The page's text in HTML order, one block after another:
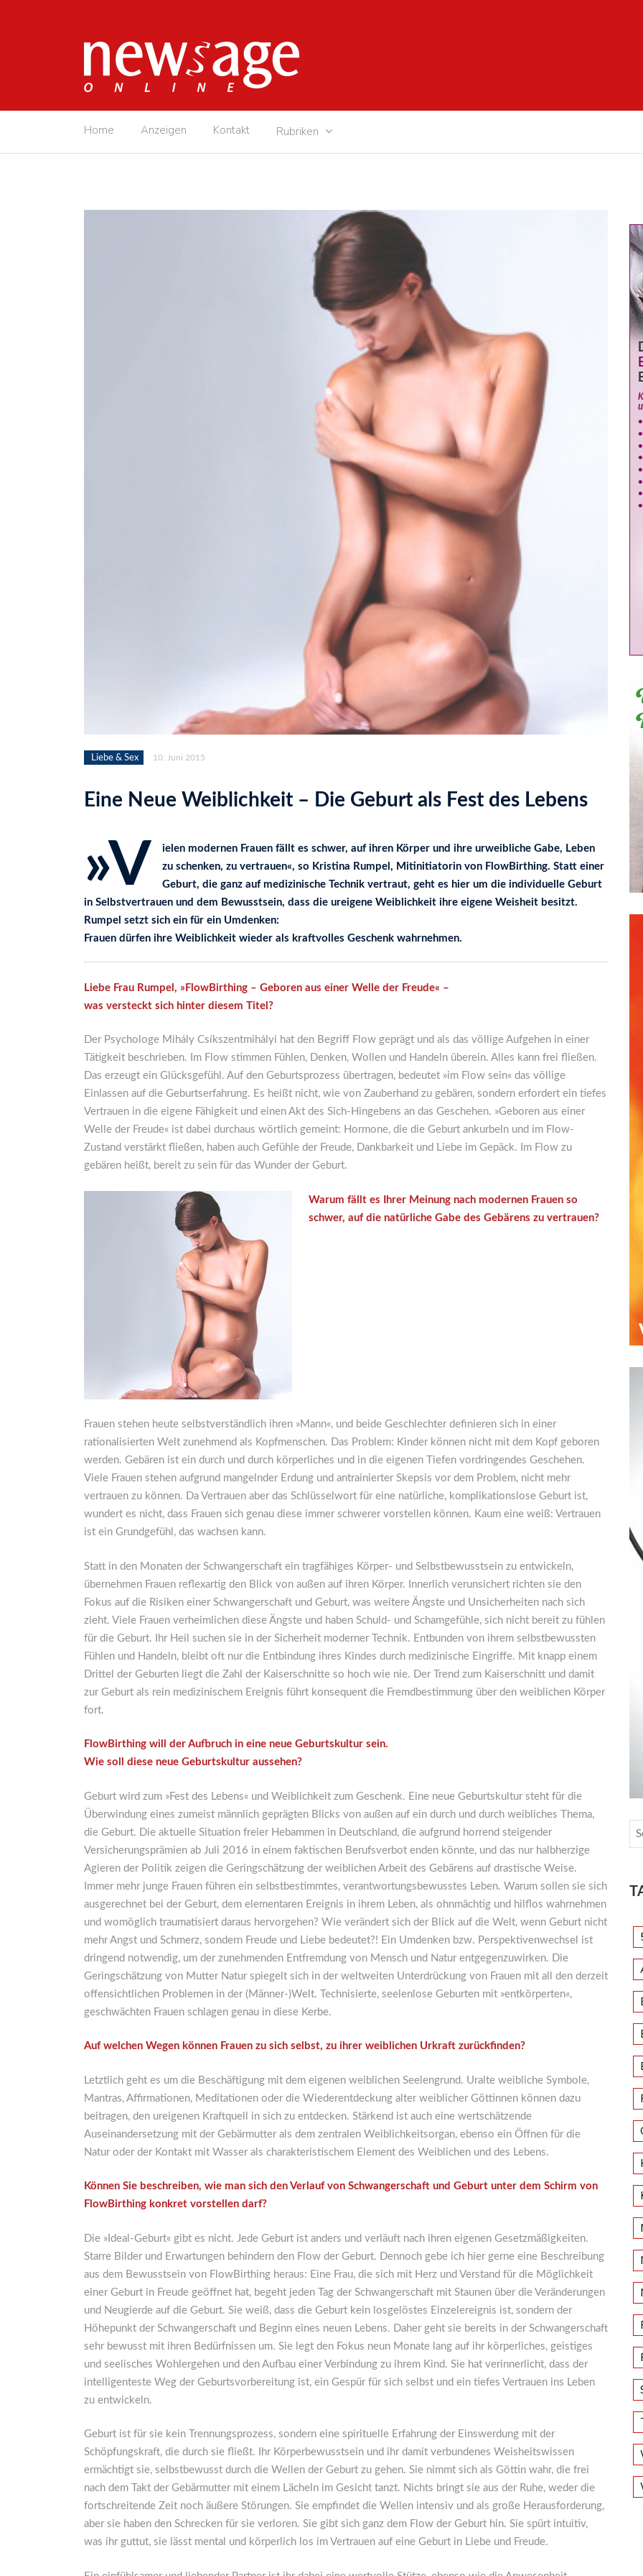
Home Anzeigen Kontakt Rubriken
Liebe & Sex 10. Juni 2015
Eine Neue Weiblichkeit – Die Geburt als Fest des Lebens
»V
ielen modernen Frauen fällt es schwer, auf ihren Körper und ihre urweibliche Gabe, Leben
zu schenken, zu vertrauen«, so Kristina Rumpel, Mitinitiatorin von FlowBirthing. Statt einer
Geburt, die ganz auf medizinische Technik vertraut, geht es hier um die individuelle Geburt
in Selbstvertrauen und dem Bewusstsein, dass die ureigene Weiblichkeit ihre eigene Weisheit besitzt.
Rumpel setzt sich ein für ein Umdenken:
Frauen dürfen ihre Weiblichkeit wieder als kraftvolles Geschenk wahrnehmen.
Liebe Frau Rumpel, »FlowBirthing – Geboren aus einer Welle der Freude« –
was versteckt sich hinter diesem Titel?
Der Psychologe Mihály Csíkszentmihályi hat den Begriff Flow geprägt und als das völlige Aufgehen in einer
Tätigkeit beschrieben. Im Flow stimmen Fühlen, Denken, Wollen und Handeln überein. Alles kann frei fließen.
Das erzeugt ein Glücksgefühl. Auf den Geburtsprozess übertragen, bedeutet »im Flow sein« das völlige
Einlassen auf die Geburtserfahrung. Es heißt nicht, wie von Zauberhand zu gebären, sondern erfordert ein tiefes
Vertrauen in die eigene Fähigkeit und einen Akt des Sich-Hingebens an das Geschehen. »Geboren aus einer
Welle der Freude« ist dabei durchaus wörtlich gemeint: Hormone, die die Geburt ankurbeln und im Flow-
Zustand verstärkt fließen, haben auch Gefühle der Freude, Dankbarkeit und Liebe im Gepäck. Im Flow zu
gebären heißt, bereit zu sein für das Wunder der Geburt.
Warum fällt es Ihrer Meinung nach modernen Frauen so
schwer, auf die natürliche Gabe des Gebärens zu vertrauen?
Frauen stehen heute selbstverständlich ihren »Mann«, und beide Geschlechter definieren sich in einer
rationalisierten Welt zunehmend als Kopfmenschen. Das Problem: Kinder können nicht mit dem Kopf geboren
werden. Gebären ist ein durch und durch körperliches und in die eigenen Tiefen vordringendes Geschehen.
Viele Frauen stehen aufgrund mangelnder Erdung und antrainierter Skepsis vor dem Problem, nicht mehr
vertrauen zu können. Da Vertrauen aber das Schlüsselwort für eine natürliche, komplikationslose Geburt ist,
wundert es nicht, dass Frauen sich genau diese immer schwerer vorstellen können. Kaum eine weiß: Vertrauen
ist ein Grundgefühl, das wachsen kann.
Statt in den Monaten der Schwangerschaft ein tragfähiges Körper- und Selbstbewusstsein zu entwickeln,
übernehmen Frauen reflexartig den Blick von außen auf ihren Körper. Innerlich verunsichert richten sie den
Fokus auf die Risiken einer Schwangerschaft und Geburt, was weitere Ängste und Unsicherheiten nach sich
zieht. Viele Frauen verheimlichen diese Ängste und haben Schuld- und Schamgefühle, sich nicht bereit zu fühlen
für die Geburt. Ihr Heil suchen sie in der Sicherheit moderner Technik. Entbunden von ihrem selbstbewussten
Fühlen und Handeln, bleibt oft nur die Entbindung ihres Kindes durch medizinische Eingriffe. Mit knapp einem
Drittel der Geburten liegt die Zahl der Kaiserschnitte so hoch wie nie. Der Trend zum Kaiserschnitt und damit
zur Geburt als rein medizinischem Ereignis führt konsequent die Fremdbestimmung über den weiblichen Körper
fort.
FlowBirthing will der Aufbruch in eine neue Geburtskultur sein.
Wie soll diese neue Geburtskultur aussehen?
Geburt wird zum »Fest des Lebens« und Weiblichkeit zum Geschenk. Eine neue Geburtskultur steht für die
Überwindung eines zumeist männlich geprägten Blicks von außen auf ein durch und durch weibliches Thema,
die Geburt. Die aktuelle Situation freier Hebammen in Deutschland, die aufgrund horrend steigender
Versicherungsprämien ab Juli 2016 in einem faktischen Berufsverbot enden könnte, und das nur halbherzige
Agieren der Politik zeigen die Geringschätzung der weiblichen Arbeit des Gebärens auf drastische Weise.
Immer mehr junge Frauen führen ein selbstbestimmtes, verantwortungsbewusstes Leben. Warum sollen sie sich
ausgerechnet bei der Geburt, dem elementaren Ereignis in ihrem Leben, als ohnmächtig und hilflos wahrnehmen
und womöglich traumatisiert daraus hervorgehen? Wie verändert sich der Blick auf die Welt, wenn Geburt nicht
mehr Angst und Schmerz, sondern Freude und Liebe bedeutet?! Ein Umdenken bzw. Perspektivenwechsel ist
dringend notwendig, um der zunehmenden Entfremdung von Mensch und Natur entgegenzuwirken. Die
Geringschätzung von Mutter Natur spiegelt sich in der weltweiten Unterdrückung von Frauen mit all den derzeit
offensichtlichen Problemen in der (Männer-)Welt. Technisierte, seelenlose Geburten mit »entkörperten«,
geschwächten Frauen schlagen genau in diese Kerbe.
Auf welchen Wegen können Frauen zu sich selbst, zu ihrer weiblichen Urkraft zurückfinden?
Letztlich geht es um die Beschäftigung mit dem eigenen weiblichen Seelengrund. Uralte weibliche Symbole,
Mantras, Affirmationen, Meditationen oder die Wiederentdeckung alter weiblicher Göttinnen können dazu
beitragen, den ureigenen Kraftquell in sich zu entdecken. Stärkend ist auch eine wertschätzende
Auseinandersetzung mit der Gebärmutter als dem zentralen Weiblichkeitsorgan, ebenso ein Öffnen für die
Natur oder der Kontakt mit Wasser als charakteristischem Element des Weiblichen und des Lebens.
Können Sie beschreiben, wie man sich den Verlauf von Schwangerschaft und Geburt unter dem Schirm von
FlowBirthing konkret vorstellen darf?
Die »Ideal-Geburt« gibt es nicht. Jede Geburt ist anders und verläuft nach ihren eigenen Gesetzmäßigkeiten.
Starre Bilder und Erwartungen behindern den Flow der Geburt. Dennoch gebe ich hier gerne eine Beschreibung
aus dem Bewusstsein von FlowBirthing heraus: Eine Frau, die sich mit Herz und Verstand für die Möglichkeit
einer Geburt in Freude geöffnet hat, begeht jeden Tag der Schwangerschaft mit Staunen über die Veränderungen
und Neugierde auf die Geburt. Sie weiß, dass die Geburt kein losgelöstes Einzelereignis ist, sondern der
Höhepunkt der Schwangerschaft und Beginn eines neuen Lebens. Daher geht sie bereits in der Schwangerschaft
sehr bewusst mit ihren Bedürfnissen um. Sie legt den Fokus neun Monate lang auf ihr körperliches, geistiges
und seelisches Wohlergehen und den Aufbau einer Verbindung zu ihrem Kind. Sie hat verinnerlicht, dass der
intelligenteste Weg der Geburtsvorbereitung ist, ein Gespür für sich selbst und ein tiefes Vertrauen ins Leben
zu entwickeln.
Geburt ist für sie kein Trennungsprozess, sondern eine spirituelle Erfahrung der Einswerdung mit der
Schöpfungskraft, die durch sie fließt. Ihr Körperbewusstsein und ihr damit verbundenes Weisheitswissen
ermächtigt sie, selbstbewusst durch die Wellen der Geburt zu gehen. Sie nimmt sich als Göttin wahr, die frei
nach dem Takt der Gebärmutter mit einem Lächeln im Gesicht tanzt. Nichts bringt sie aus der Ruhe, weder die
fortschreitende Zeit noch äußere Störungen. Sie empfindet die Wellen intensiv und als große Herausforderung,
aber sie haben den Schrecken für sie verloren. Sie gibt sich ganz dem Flow der Geburt hin. Sie spürt intuitiv,
was ihr guttut, sie lässt mental und körperlich los im Vertrauen auf eine Geburt in Liebe und Freude.